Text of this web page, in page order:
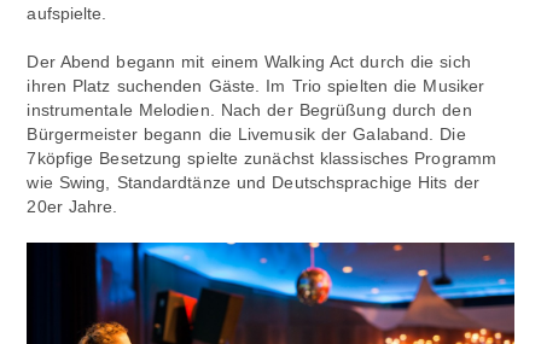
aufspielte.
Der Abend begann mit einem Walking Act durch die sich
ihren Platz suchenden Gäste. Im Trio spielten die Musiker
instrumentale Melodien. Nach der Begrüßung durch den
Bürgermeister begann die Livemusik der Galaband. Die
7köpfige Besetzung spielte zunächst klassisches Programm
wie Swing, Standardtänze und Deutschsprachige Hits der
20er Jahre.